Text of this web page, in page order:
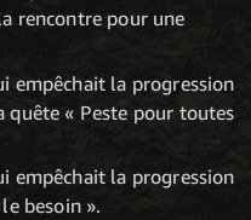
rencontre pour une
empêchait la progression
quête « Peste pour toutes
empêchait la progression
besoin ».